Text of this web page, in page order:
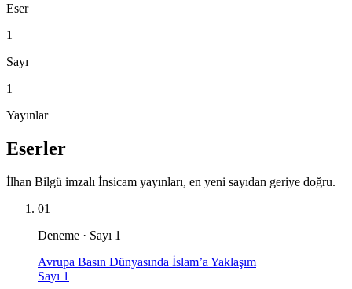
Eser
1
Sayı
1
Yayınlar
Eserler
İlhan Bilgü imzalı İnsicam yayınları, en yeni sayıdan geriye doğru.
01
Deneme · Sayı 1
Avrupa Basın Dünyasında İslam’a Yaklaşım
Sayı 1